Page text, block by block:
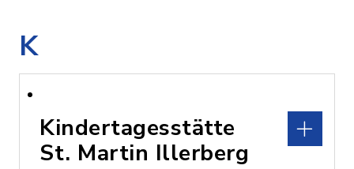
K
Kindertagesstätte
St. Martin Illerberg